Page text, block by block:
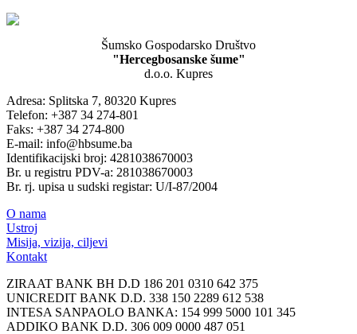
Šumsko Gospodarsko Društvo
"Hercegbosanske šume"
d.o.o. Kupres
Adresa: Splitska 7, 80320 Kupres
Telefon: +387 34 274-801
Faks: +387 34 274-800
E-mail: info@hbsume.ba
Identifikacijski broj: 4281038670003
Br. u registru PDV-a: 281038670003
Br. rj. upisa u sudski registar: U/I-87/2004
O nama
Ustroj
Misija, vizija, ciljevi
Kontakt
ZIRAAT BANK BH D.D 186 201 0310 642 375
UNICREDIT BANK D.D. 338 150 2289 612 538
INTESA SANPAOLO BANKA: 154 999 5000 101 345
ADDIKO BANK D.D. 306 009 0000 487 051